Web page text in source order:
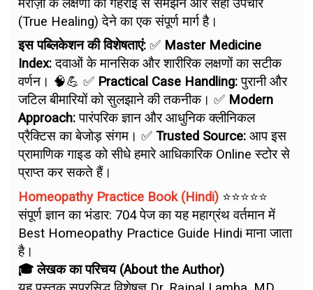
मरीज़ों के लक्षणों को गहराई से समझने और सही उपचार
(True Healing) देने का एक संपूर्ण मार्ग है।
इस पब्लिकेशन की विशेषताएं: ✅ Master Medicine
Index:दवाओं के मानसिक और शारीरिक लक्षणों का सटीक
वर्णन। 🧠💪 ✅ Practical Case Handling:पुरानी और
जटिल बीमारियों को सुलझाने की तकनीक। ✅ Modern
Approach:पारंपरिक ज्ञान और आधुनिक क्लीनिकल
प्रैक्टिस का बेजोड़ संगम। ✅ Trusted Source: आप इस
प्रामाणिक गाइड को सीधे हमारे आधिकारिक Online स्टोर से
प्राप्त कर सकते हैं।
Homeopathy Practice Book (Hindi) ⭐⭐⭐⭐⭐
संपूर्ण ज्ञान का भंडार: 704 पेज का यह महाग्रंथ वर्तमान में
Best Homeopathy Practice Guide Hindi माना जाता
है।
🎓 लेखक का परिचय (About the Author)